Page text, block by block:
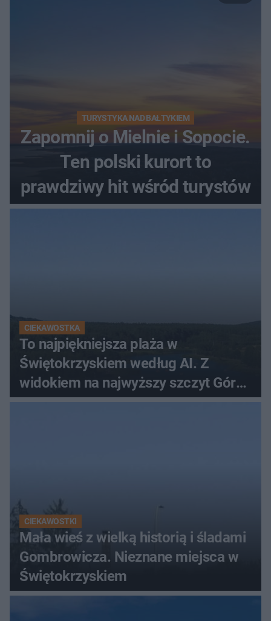
TURYSTYKA NAD BAŁTYKIEM
Zapomnij o Mielnie i Sopocie.
Ten polski kurort to
prawdziwy hit wśród turystów
CIEKAWOSTKA
To najpiękniejsza plaża w
Świętokrzyskiem według AI. Z
widokiem na najwyższy szczyt Gór
Świętokrzyskich
CIEKAWOSTKI
Mała wieś z wielką historią i śladami
Gombrowicza. Nieznane miejsca w
Świętokrzyskiem